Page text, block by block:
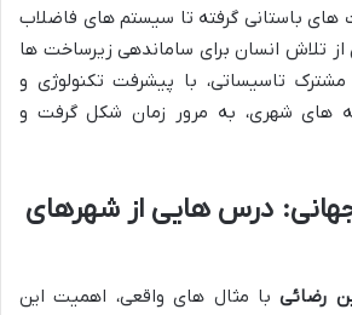
های باستانی گرفته تا سیستم های فاضلاب
تلاش انسان برای ساماندهی زیرساخت ها
تاسیساتی، با پیشرفت تکنولوژی و
های شهری، به مرور زمان شکل گرفت و
درس هایی از شهرهای
رضائیبا مثال های واقعی، اهمیت این